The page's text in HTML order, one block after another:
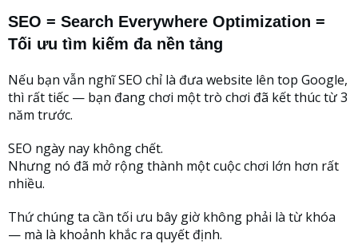
SEO = Search Everywhere Optimization =
Tối ưu tìm kiếm đa nền tảng
Nếu bạn vẫn nghĩ SEO chỉ là đưa website lên top Google,
thì rất tiếc — bạn đang chơi một trò chơi đã kết thúc từ 3
năm trước.
SEO ngày nay không chết.
Nhưng nó đã mở rộng thành một cuộc chơi lớn hơn rất
nhiều.
Thứ chúng ta cần tối ưu bây giờ không phải là từ khóa
— mà là khoảnh khắc ra quyết định.